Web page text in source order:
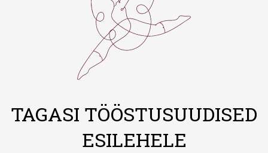
TAGASI TÖÖSTUSUUDISED
ESILEHELE